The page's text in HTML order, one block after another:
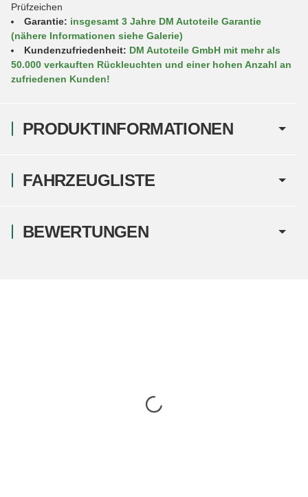
PRODUKTINFORMATIONEN
Prüfzeichen
Garantie: insgesamt 3 Jahre DM Autoteile Garantie
(nähere Informationen siehe Galerie)
Kundenzufriedenheit: DM Autoteile GmbH mit mehr als
50.000 verkauften Rückleuchten und einer hohen Anzahl an
zufriedenen Kunden!
FAHRZEUGLISTE
BEWERTUNGEN